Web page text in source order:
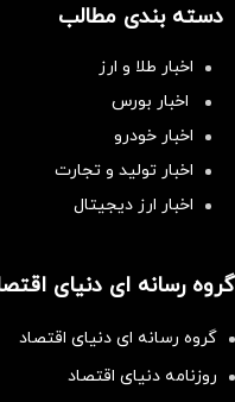
دسته بندی مطالب
اخبار طلا و ارز
اخبار بورس
اخبار خودرو
اخبار تولید و تجارت
اخبار ارز دیجیتال
گروه رسانه ای دنیای
گروه رسانه ای دنیای اقتصاد
روزنامه دنیای اقتصاد